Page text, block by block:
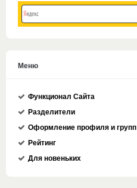
Меню
Функционал Сайта
Разделители
Оформление профиля и групп
Рейтинг
Для новеньких